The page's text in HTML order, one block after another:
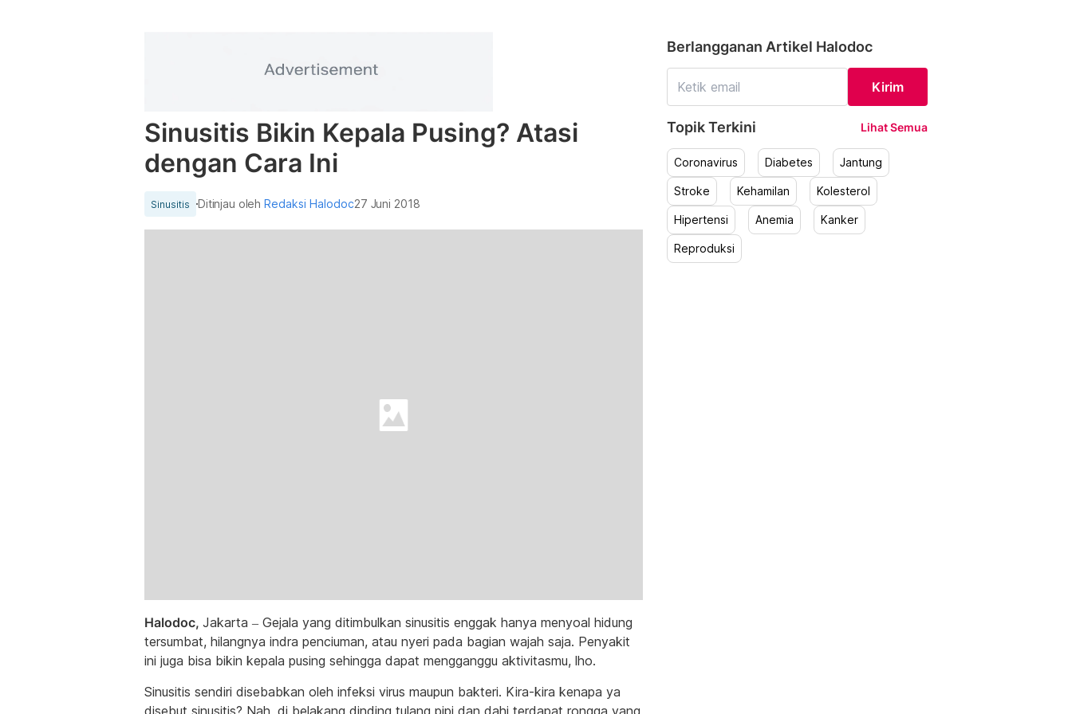
Sinusitis Bikin Kepala Pusing? Atasi
dengan Cara Ini
Sinusitis Ditinjau olehRedaksi Halodoc27 Juni 2018
Halodoc, Jakarta – Gejala yang ditimbulkan sinusitis enggak hanya menyoal hidung
tersumbat, hilangnya indra penciuman, atau nyeri pada bagian wajah saja. Penyakit
ini juga bisa bikin kepala pusing sehingga dapat mengganggu aktivitasmu, lho.
Sinusitis sendiri disebabkan oleh infeksi virus maupun bakteri. Kira-kira kenapa ya
disebut sinusitis? Nah, di belakang dinding tulang pipi dan dahi terdapat rongga yang
Berlangganan Artikel Halodoc
Kirim
Topik Terkini Lihat Semua
Coronavirus Diabetes Jantung
Stroke Kehamilan Kolesterol
Hipertensi Anemia Kanker
Reproduksi